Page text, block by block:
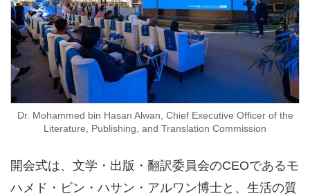
Dr. Mohammed bin Hasan Alwan, Chief Executive Officer of the
Literature, Publishing, and Translation Commission
開会式は、文学・出版・翻訳委員会のCEOであるモ
ハメド・ビン・ハサン・アルワン博士と、生活の質